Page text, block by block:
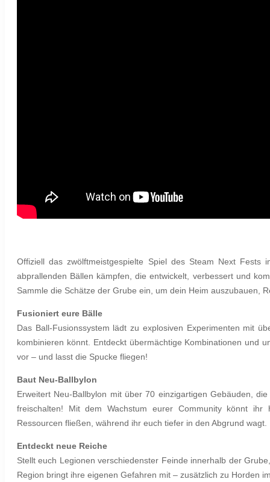
Offiziell das zwölftmeistgespielte Spiel des Steam Next
abprallenden Bällen kämpfen, die entwickelt, verbessert und
Sammle die Schätze der Grube ein, um dein Heim auszubauen,
Fusioniert eure Bälle
Das Ball-Fusionssystem lädt zu explosiven Experimenten mit
kombinieren könnt. Entdeckt übermächtige Kombinationen und
vor – und lasst die Spucke fliegen!
Baut Neu-Ballbylon
Erweitert Neu-Ballbylon mit über 70 einzigartigen Gebäuden,
freischalten! Mit dem Wachstum eurer Community könnt ihr
Ressourcen fließen, während ihr euch tiefer in den Abgrund wagt.
Entdeckt neue Reiche
Stellt euch Legionen verschiedenster Feinde innerhalb der
Region bringt ihre eigenen Gefahren mit – zusätzlich zu Horden